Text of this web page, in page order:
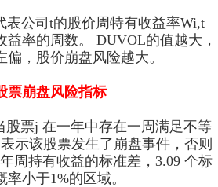
表公司t的股价周特有收益率Wi,t
益率的周数。 DUVOL的值越大，
，股价崩盘风险越大。
票崩盘风险指标
票j 在一年中存在一周满足不等
示该股票发生了崩盘事件，否则
周持有收益的标准差，3.09 个标
小于1%的区域。